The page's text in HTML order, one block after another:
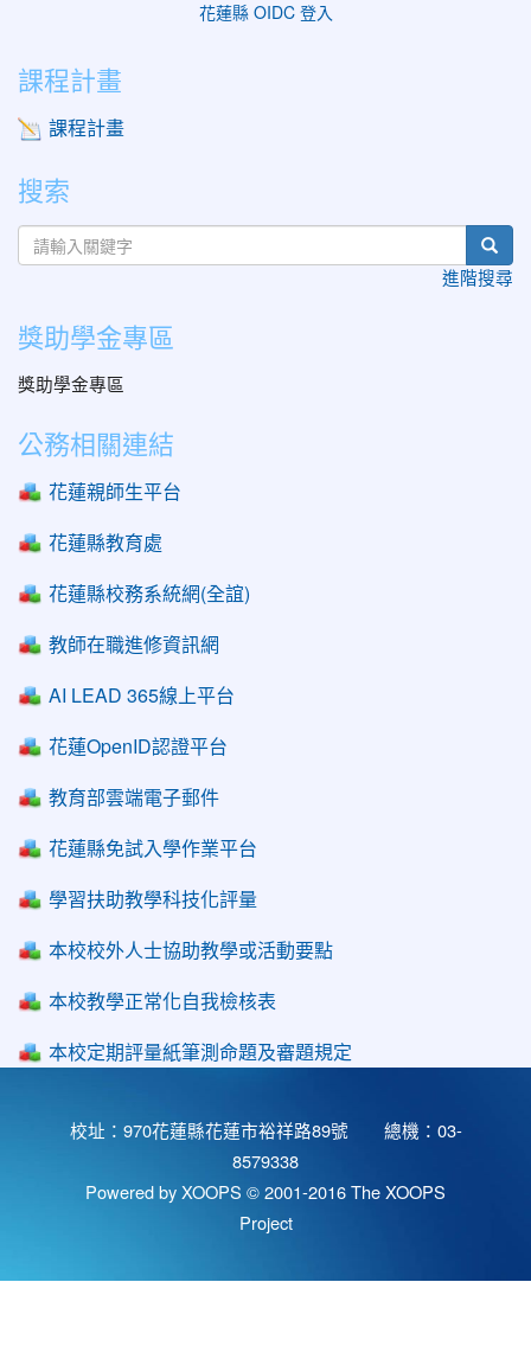
花蓮縣 OIDC 登入
課程計畫
課程計畫
搜索
進階搜尋
獎助學金專區
獎助學金專區
公務相關連結
花蓮親師生平台
花蓮縣教育處
花蓮縣校務系統網(全誼)
教師在職進修資訊網
AI LEAD 365線上平台
花蓮OpenID認證平台
教育部雲端電子郵件
花蓮縣免試入學作業平台
學習扶助教學科技化評量
本校校外人士協助教學或活動要點
本校教學正常化自我檢核表
本校定期評量紙筆測命題及審題規定
校址：970花蓮縣花蓮市裕祥路89號 總機：03-
8579338
Powered by XOOPS © 2001-2016The XOOPS
Project